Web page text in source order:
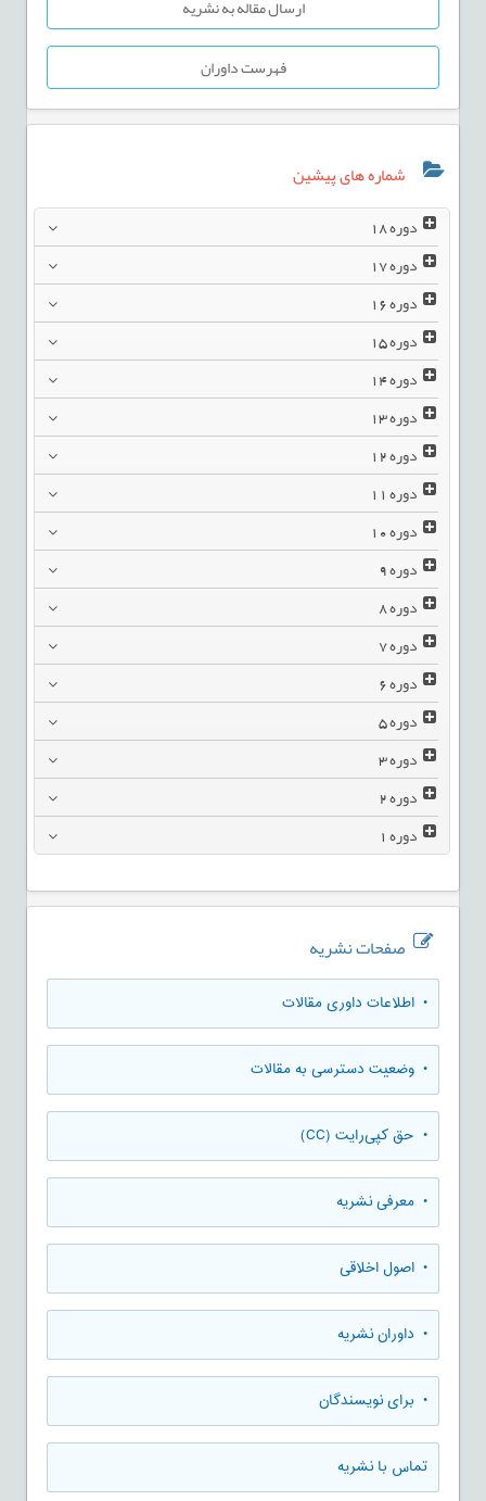
ارسال مقاله به نشریه
فهرست داوران
شماره های پیشین
دوره18
دوره17
دوره16
دوره15
دوره14
دوره13
دوره12
دوره11
دوره10
دوره9
دوره8
دوره7
دوره6
دوره5
دوره3
دوره2
دوره1
صفحات نشریه
• اطلاعات داوری مقالات
• وضعیت دسترسی به مقالات
• حق کپی‌رایت (CC)
• معرفی نشریه
• اصول اخلاقی
• داوران نشریه
• برای نویسندگان
تماس با نشریه